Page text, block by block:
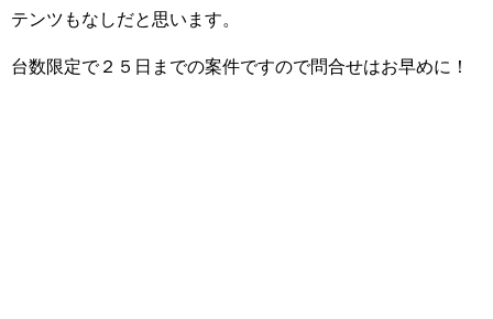
テンツもなしだと思います。
台数限定で２５日までの案件ですので問合せはお早めに！